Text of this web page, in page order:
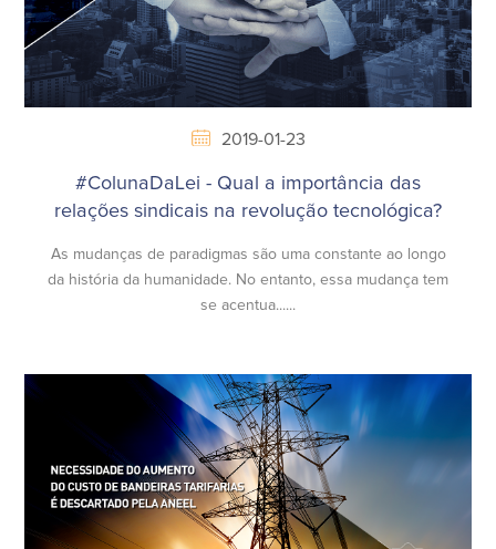
2019-01-23
#ColunaDaLei - Qual a importância das
relações sindicais na revolução tecnológica?
As mudanças de paradigmas são uma constante ao longo
da história da humanidade. No entanto, essa mudança tem
se acentua......